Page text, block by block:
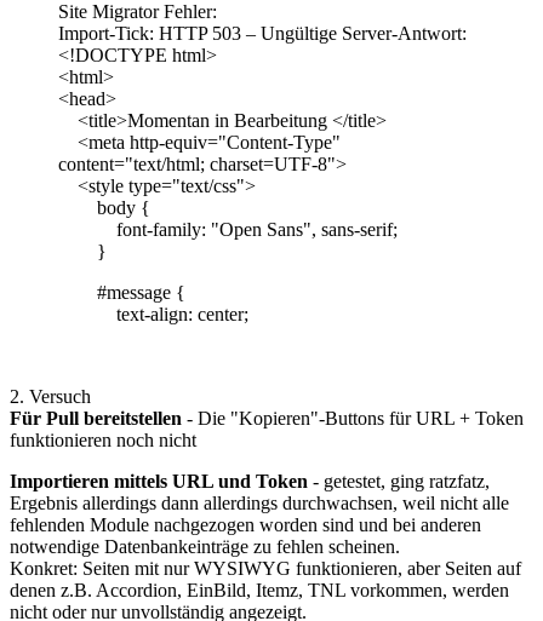
Site Migrator Fehler:
Import-Tick: HTTP 503 – Ungültige Server-Antwort:
<!DOCTYPE html>
<html>
<head>
<title>Momentan in Bearbeitung </title>
<meta http-equiv="Content-Type"
content="text/html; charset=UTF-8">
<style type="text/css">
body {
font-family: "Open Sans", sans-serif;
}
#message {
text-align: center;
2. Versuch
Für Pull bereitstellen - Die "Kopieren"-Buttons für URL + Token
funktionieren noch nicht
Importieren mittels URL und Token - getestet, ging ratzfatz,
Ergebnis allerdings dann allerdings durchwachsen, weil nicht alle
fehlenden Module nachgezogen worden sind und bei anderen
notwendige Datenbankeinträge zu fehlen scheinen.
Konkret: Seiten mit nur WYSIWYG funktionieren, aber Seiten auf
denen z.B. Accordion, EinBild, Itemz, TNL vorkommen, werden
nicht oder nur unvollständig angezeigt.